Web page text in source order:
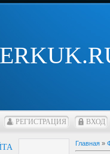
РЕГИСТРАЦИЯ ВХОД
Главная »